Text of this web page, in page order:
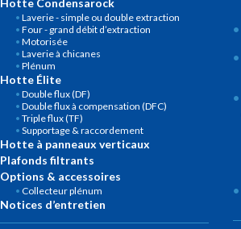
Hotte Condensarock
Laverie - simple ou double extraction
Four - grand débit d’extraction
Motorisée
Laverie à chicanes
Plénum
Hotte Élite
Double flux (DF)
Double flux à compensation (DFC)
Triple flux (TF)
Supportage & raccordement
Hotte à panneaux verticaux
Plafonds filtrants
Options & accessoires
Collecteur plénum
Notices d’entretien